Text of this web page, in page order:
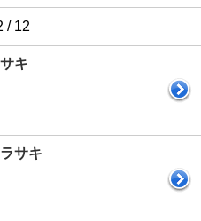
/ 12
キ
サキ